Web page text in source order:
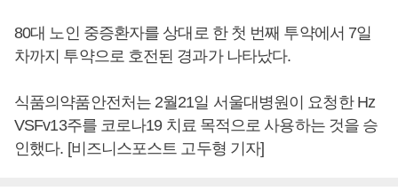
80대 노인 중증환자를 상대로 한 첫 번째 투약에서 7일
차까지 투약으로 호전된 경과가 나타났다.
식품의약품안전처는 2월21일 서울대병원이 요청한 Hz
VSFv13주를 코로나19 치료 목적으로 사용하는 것을 승
인했다. [비즈니스포스트 고두형 기자]